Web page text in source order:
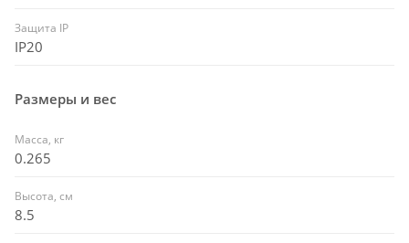
Защита IP
IP20
Размеры и вес
Масса, кг
0.265
Высота, см
8.5